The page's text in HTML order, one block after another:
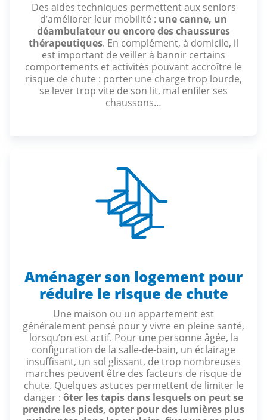
Des aides techniques permettent aux seniors
d’améliorer leur mobilité : une canne, un
déambulateur ou encore des chaussures
thérapeutiques. En complément, à domicile, il
est important de veiller à bannir certains
comportements et activités pouvant accroître le
risque de chute : porter une charge trop lourde,
se lever trop vite de son lit, mal enfiler ses
chaussons…
Aménager son logement pour
réduire le risque de chute
Une maison ou un appartement est
généralement pensé pour y vivre en pleine santé,
lorsqu’on est actif. Pour une personne âgée, la
configuration de la salle-de-bain, un éclairage
insuffisant, un sol glissant, de trop nombreuses
marches peuvent être des facteurs de risque de
chute. Quelques astuces permettent de limiter le
danger : ôter les tapis dans lesquels on peut se
prendre les pieds, opter pour des lumières plus